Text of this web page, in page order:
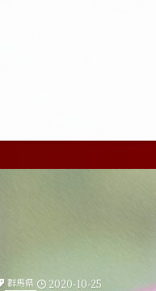
群馬県 2020-10-25